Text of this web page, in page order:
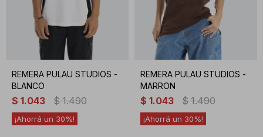
REMERA PULAU STUDIOS -
BLANCO
$ 1.043 $ 1.490
30
REMERA PULAU STUDIOS -
MARRON
$ 1.043 $ 1.490
30